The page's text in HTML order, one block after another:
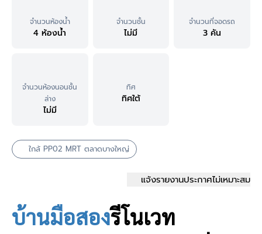
จำนวนห้องน้ำ
4 ห้องน้ำ
จำนวนชั้น
ไม่มี
จำนวนที่จอดรถ
3 คัน
จำนวนห้องนอนชั้น
ล่าง
ไม่มี
ทิศ
ทิศใต้
ใกล้ PP02 MRT ตลาดบางใหญ่
แจ้งรายงานประกาศไม่เหมาะสม
บ้านมือสองรีโนเวท